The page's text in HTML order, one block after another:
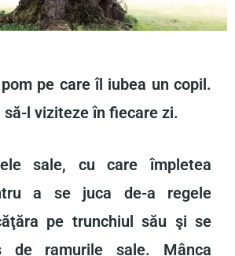
pe care îl iubea un copil.
să-l viziteze în fiecare zi.
sale, cu care împletea
a se juca de-a regele
pe trunchiul său şi se
de ramurile sale. Mânca